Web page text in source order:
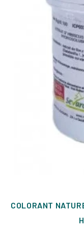
COLORANT